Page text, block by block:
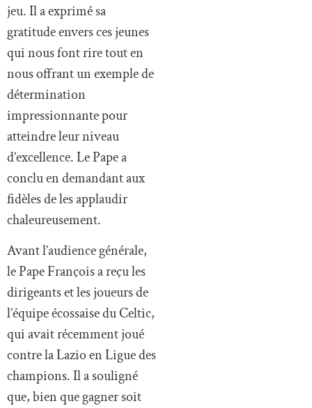
jeu. Il a exprimé sa
gratitude envers ces jeunes
qui nous font rire tout en
nous offrant un exemple de
détermination
impressionnante pour
atteindre leur niveau
d’excellence. Le Pape a
conclu en demandant aux
fidèles de les applaudir
chaleureusement.
Avant l’audience générale,
le Pape François a reçu les
dirigeants et les joueurs de
l’équipe écossaise du Celtic,
qui avait récemment joué
contre la Lazio en Ligue des
champions. Il a souligné
que, bien que gagner soit